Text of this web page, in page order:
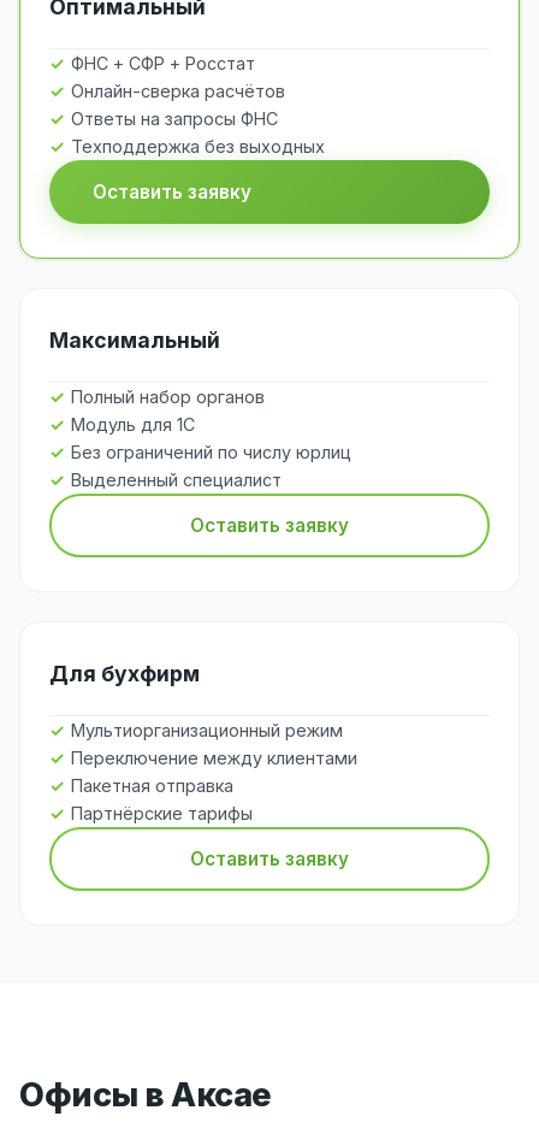
Оптимальный
ФНС + СФР + Росстат
Онлайн-сверка расчётов
Ответы на запросы ФНС
Техподдержка без выходных
Оставить заявку
Максимальный
Полный набор органов
Модуль для 1С
Без ограничений по числу юрлиц
Выделенный специалист
Оставить заявку
Для бухфирм
Мультиорганизационный режим
Переключение между клиентами
Пакетная отправка
Партнёрские тарифы
Оставить заявку
Офисы в Аксае